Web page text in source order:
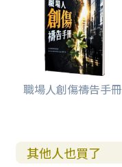
職場人創傷禱告手冊
其他人也買了